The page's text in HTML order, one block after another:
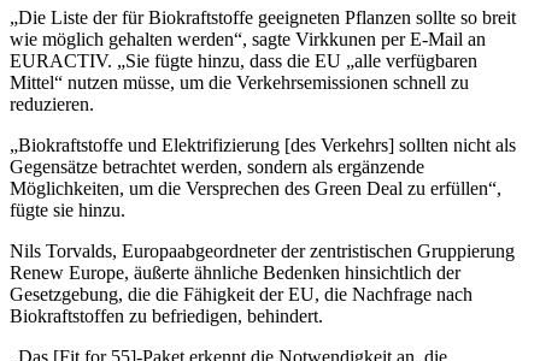
„Die Liste der für Biokraftstoffe geeigneten Pflanzen sollte so breit
wie möglich gehalten werden“, sagte Virkkunen per E-Mail an
EURACTIV. „Sie fügte hinzu, dass die EU „alle verfügbaren
Mittel“ nutzen müsse, um die Verkehrsemissionen schnell zu
reduzieren.
„Biokraftstoffe und Elektrifizierung [des Verkehrs] sollten nicht als
Gegensätze betrachtet werden, sondern als ergänzende
Möglichkeiten, um die Versprechen des Green Deal zu erfüllen“,
fügte sie hinzu.
Nils Torvalds, Europaabgeordneter der zentristischen Gruppierung
Renew Europe, äußerte ähnliche Bedenken hinsichtlich der
Gesetzgebung, die die Fähigkeit der EU, die Nachfrage nach
Biokraftstoffen zu befriedigen, behindert.